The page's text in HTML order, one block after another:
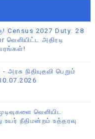
Census 2027 Duty: 28
அதிரடி
நிதியுதவி பெறும்
வெளியிட
நீதிமன்றம் உத்தரவு